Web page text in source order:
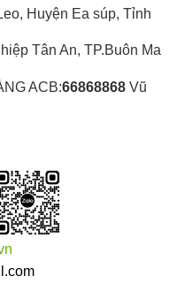
Huyện Ea súp, Tỉnh
Tân An, TP.Buôn Ma
ACB:66868868Vũ